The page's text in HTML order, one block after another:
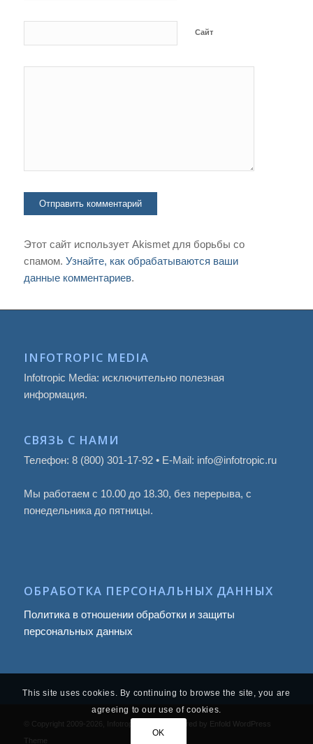
Сайт
Этот сайт использует Akismet для борьбы со
спамом. Узнайте, как обрабатываются ваши
данные комментариев.
INFOTROPIC MEDIA
Infotropic Media: исключительно полезная
информация.
СВЯЗЬ С НАМИ
Телефон: 8 (800) 301-17-92 • E-Mail: info@infotropic.ru
Мы работаем с 10.00 до 18.30, без перерыва, с
понедельника до пятницы.
ОБРАБОТКА ПЕРСОНАЛЬНЫХ ДАННЫХ
Политика в отношении обработки и защиты
персональных данных
© Copyright 2009 -2026, Infotropic Media -
powered by Enfold WordPress
Theme
This site uses cookies. By continuing to browse the site, you are
agreeing to our use of cookies.
OK